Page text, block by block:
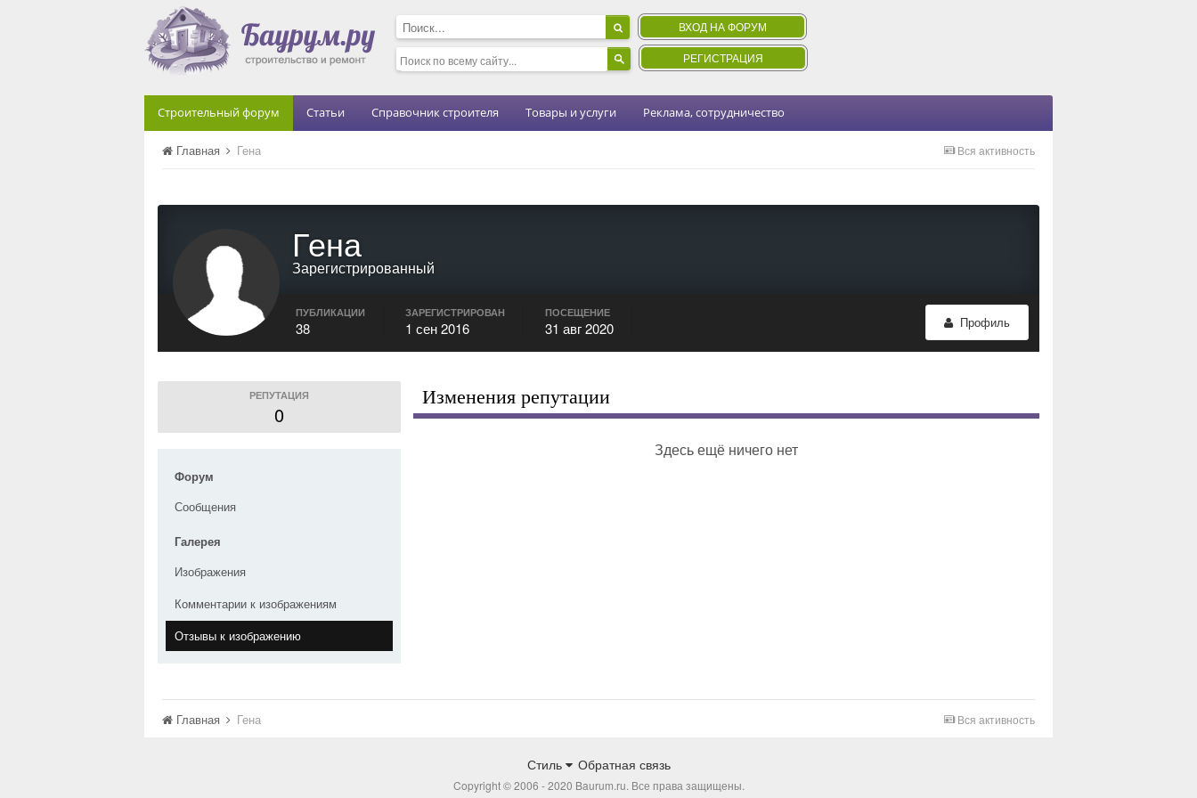
ВХОД НА ФОРУМ
РЕГИСТРАЦИЯ
Строительный форум Статьи Справочник строителя Товары и услуги Реклама, сотрудничество
Вся активность
Главная Гена
Гена
Зарегистрированный
Профиль
ПУБЛИКАЦИИ
38
ЗАРЕГИСТРИРОВАН
1 сен 2016
ПОСЕЩЕНИЕ
31 авг 2020
РЕПУТАЦИЯ
0
Форум
Сообщения
Галерея
Изображения
Комментарии к изображениям
Отзывы к изображению
Изменения репутации
Здесь ещё ничего нет
Вся активность
Главная Гена
Стиль Обратная связь
Copyright © 2006 - 2020 Baurum.ru. Все права защищены.